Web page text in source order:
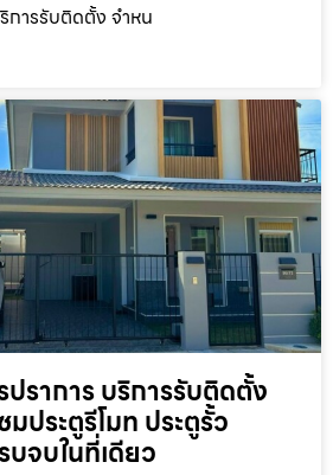
การรับติดตั้ง จำหน
ปราการ บริการรับติดตั้ง
ประตูรีโมท ประตูรั้ว
จบในที่เดียว